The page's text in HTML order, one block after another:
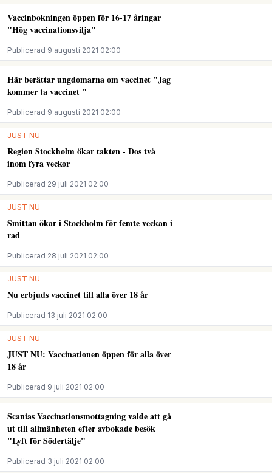
Vaccinbokningen öppen för 16-17 åringar
"Hög vaccinationsvilja"
Publicerad 9 augusti 2021 02:00
Här berättar ungdomarna om vaccinet "Jag
kommer ta vaccinet "
Publicerad 9 augusti 2021 02:00
JUST NU
Region Stockholm ökar takten - Dos två
inom fyra veckor
Publicerad 29 juli 2021 02:00
JUST NU
Smittan ökar i Stockholm för femte veckan i
rad
Publicerad 28 juli 2021 02:00
JUST NU
Nu erbjuds vaccinet till alla över 18 år
Publicerad 13 juli 2021 02:00
JUST NU
JUST NU: Vaccinationen öppen för alla över
18 år
Publicerad 9 juli 2021 02:00
Scanias Vaccinationsmottagning valde att gå
ut till allmänheten efter avbokade besök
"Lyft för Södertälje"
Publicerad 3 juli 2021 02:00